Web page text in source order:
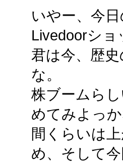
いやー、今
Livedoorシ
君は今、歴
な。
株ブームら
めてみよっ
間くらいは
め、そして